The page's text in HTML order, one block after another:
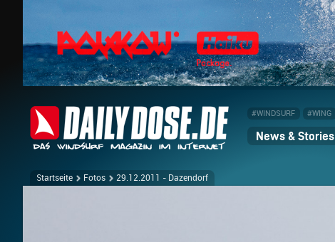
#WINDSURF #WING
News & Stories
Startseite Fotos 29.12.2011 - Dazendorf